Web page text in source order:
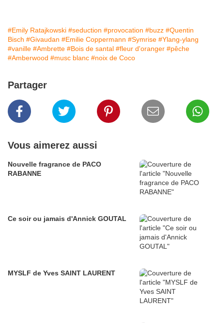
#Emily Ratajkowski #seduction #provocation #buzz #Quentin
Bisch #Givaudan #Emilie Coppermann #Symrise #Ylang-ylang
#vanille #Ambrette #Bois de santal #fleur d'oranger #pêche
#Amberwood #musc blanc #noix de Coco
Partager
Vous aimerez aussi
Nouvelle fragrance de PACO
RABANNE
Ce soir ou jamais d'Annick GOUTAL
MYSLF de Yves SAINT LAURENT